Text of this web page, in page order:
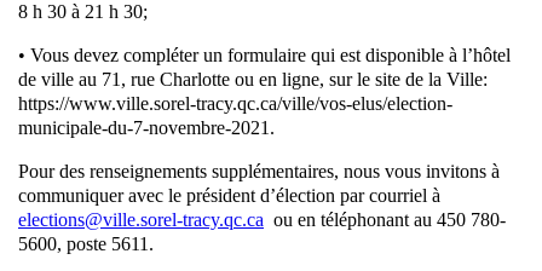
8 h 30 à 21 h 30;
• Vous devez compléter un formulaire qui est disponible à l’hôtel
de ville au 71, rue Charlotte ou en ligne, sur le site de la Ville:
https://www.ville.sorel-tracy.qc.ca/ville/vos-elus/election-
municipale-du-7-novembre-2021.
Pour des renseignements supplémentaires, nous vous invitons à
communiquer avec le président d’élection par courriel à
elections@ville.sorel-tracy.qc.ca ou en téléphonant au 450 780-
5600, poste 5611.